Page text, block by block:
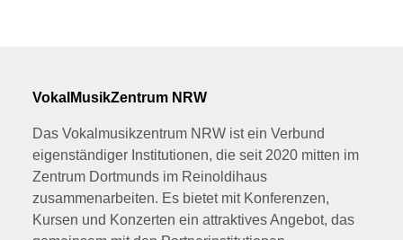
VokalMusikZentrum NRW
Das Vokalmusikzentrum NRW ist ein Verbund
eigenständiger Institutionen, die seit 2020 mitten im
Zentrum Dortmunds im Reinoldihaus
zusammenarbeiten. Es bietet mit Konferenzen,
Kursen und Konzerten ein attraktives Angebot, das